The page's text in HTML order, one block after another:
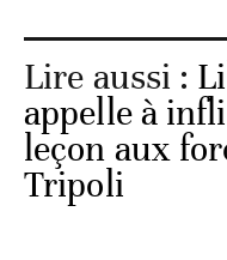
Lire aussi :
appelle à
leçon aux
Tripoli